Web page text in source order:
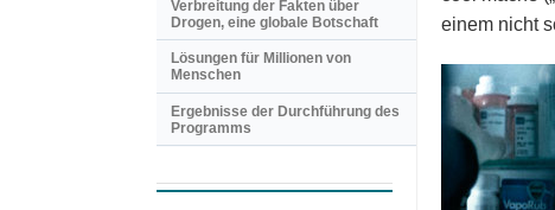
einem nicht
Verbreitung der Fakten über
Drogen, eine globale Botschaft
Lösungen für Millionen von
Menschen
Ergebnisse der Durchführung des
Programms